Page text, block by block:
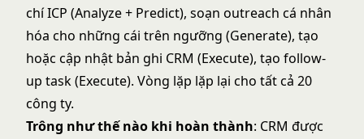
chí ICP (Analyze + Predict), soạn outreach cá nhân
hóa cho những cái trên ngưỡng (Generate), tạo
hoặc cập nhật bản ghi CRM (Execute), tạo follow-
up task (Execute). Vòng lặp lặp lại cho tất cả 20
công ty.
Trông như thế nào khi hoàn thành: CRM được